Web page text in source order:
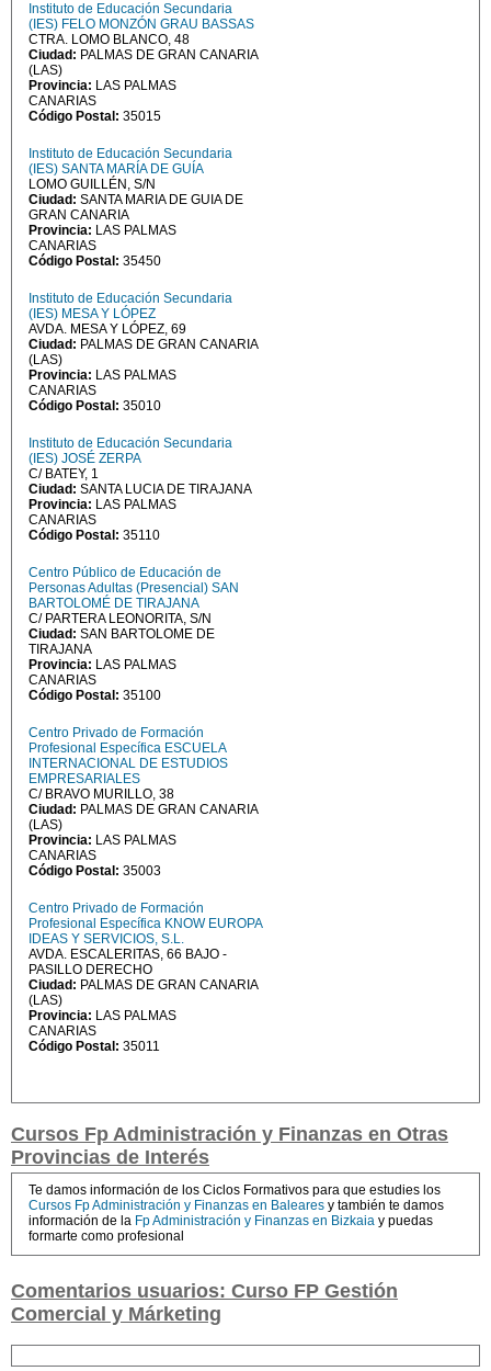
Instituto de Educación Secundaria
(IES) FELO MONZÓN GRAU BASSAS
CTRA. LOMO BLANCO, 48
Ciudad: PALMAS DE GRAN CANARIA
(LAS)
Provincia: LAS PALMAS
CANARIAS
Código Postal: 35015
Instituto de Educación Secundaria
(IES) SANTA MARÍA DE GUÍA
LOMO GUILLÉN, S/N
Ciudad: SANTA MARIA DE GUIA DE
GRAN CANARIA
Provincia: LAS PALMAS
CANARIAS
Código Postal: 35450
Instituto de Educación Secundaria
(IES) MESA Y LÓPEZ
AVDA. MESA Y LÓPEZ, 69
Ciudad: PALMAS DE GRAN CANARIA
(LAS)
Provincia: LAS PALMAS
CANARIAS
Código Postal: 35010
Instituto de Educación Secundaria
(IES) JOSÉ ZERPA
C/ BATEY, 1
Ciudad: SANTA LUCIA DE TIRAJANA
Provincia: LAS PALMAS
CANARIAS
Código Postal: 35110
Centro Público de Educación de
Personas Adultas (Presencial) SAN
BARTOLOMÉ DE TIRAJANA
C/ PARTERA LEONORITA, S/N
Ciudad: SAN BARTOLOME DE
TIRAJANA
Provincia: LAS PALMAS
CANARIAS
Código Postal: 35100
Centro Privado de Formación
Profesional Específica ESCUELA
INTERNACIONAL DE ESTUDIOS
EMPRESARIALES
C/ BRAVO MURILLO, 38
Ciudad: PALMAS DE GRAN CANARIA
(LAS)
Provincia: LAS PALMAS
CANARIAS
Código Postal: 35003
Centro Privado de Formación
Profesional Específica KNOW EUROPA
IDEAS Y SERVICIOS, S.L.
AVDA. ESCALERITAS, 66 BAJO -
PASILLO DERECHO
Ciudad: PALMAS DE GRAN CANARIA
(LAS)
Provincia: LAS PALMAS
CANARIAS
Código Postal: 35011
Cursos Fp Administración y Finanzas en Otras
Provincias de Interés
Te damos información de los Ciclos Formativos para que estudies los
Cursos Fp Administración y Finanzas en Baleares y también te damos
información de la Fp Administración y Finanzas en Bizkaia y puedas
formarte como profesional
Comentarios usuarios: Curso FP Gestión
Comercial y Márketing